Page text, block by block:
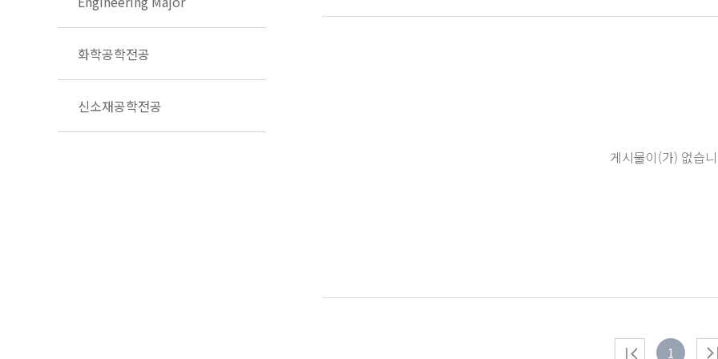
화학공학전공
신소재공학전공
게시물이(가) 없습
1